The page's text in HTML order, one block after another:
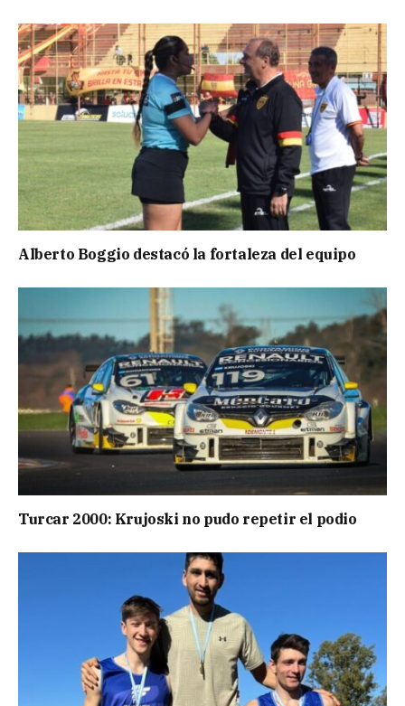
Alberto Boggio destacó la fortaleza del equipo
Turcar 2000: Krujoski no pudo repetir el podio